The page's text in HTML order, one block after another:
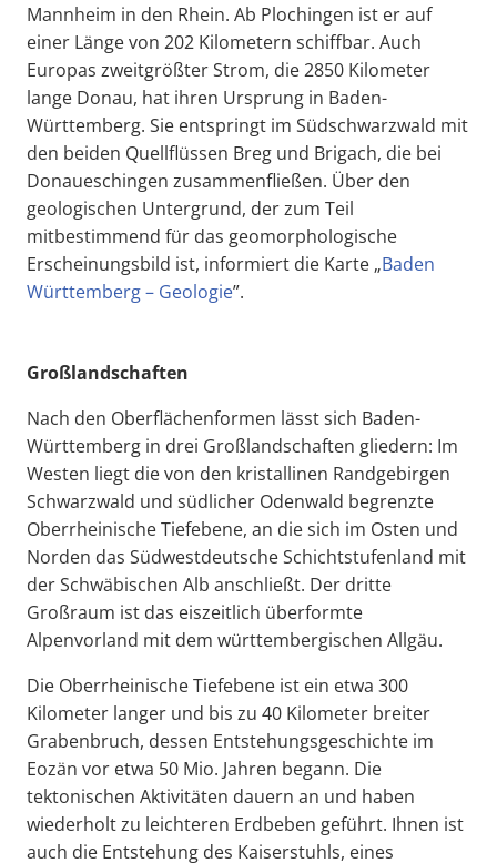
Mannheim in den Rhein. Ab Plochingen ist er auf
einer Länge von 202 Kilometern schiffbar. Auch
Europas zweitgrößter Strom, die 2850 Kilometer
lange Donau, hat ihren Ursprung in Baden-
Württemberg. Sie entspringt im Südschwarzwald mit
den beiden Quellflüssen Breg und Brigach, die bei
Donaueschingen zusammenfließen. Über den
geologischen Untergrund, der zum Teil
mitbestimmend für das geomorphologische
Erscheinungsbild ist, informiert die Karte „Baden
Württemberg – Geologie”.
Großlandschaften
Nach den Oberflächenformen lässt sich Baden-
Württemberg in drei Großlandschaften gliedern: Im
Westen liegt die von den kristallinen Randgebirgen
Schwarzwald und südlicher Odenwald begrenzte
Oberrheinische Tiefebene, an die sich im Osten und
Norden das Südwestdeutsche Schichtstufenland mit
der Schwäbischen Alb anschließt. Der dritte
Großraum ist das eiszeitlich überformte
Alpenvorland mit dem württembergischen Allgäu.
Die Oberrheinische Tiefebene ist ein etwa 300
Kilometer langer und bis zu 40 Kilometer breiter
Grabenbruch, dessen Entstehungsgeschichte im
Eozän vor etwa 50 Mio. Jahren begann. Die
tektonischen Aktivitäten dauern an und haben
wiederholt zu leichteren Erdbeben geführt. Ihnen ist
auch die Entstehung des Kaiserstuhls, eines